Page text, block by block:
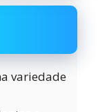
variedade